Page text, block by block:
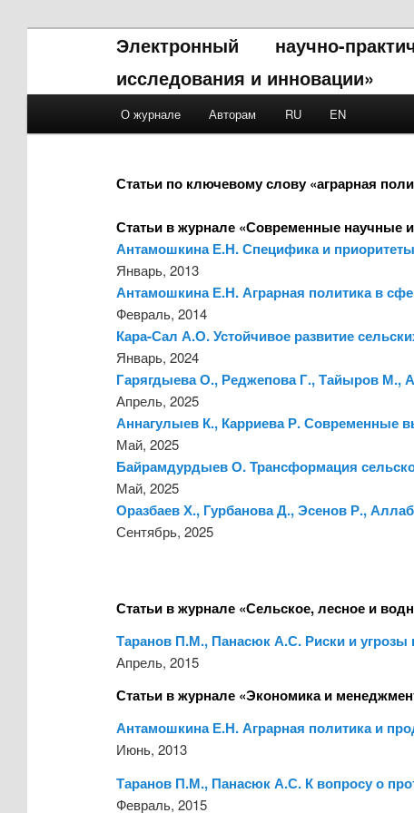
Электронный научно-
исследования и инновации»
Skip to primary content
Skip to secondary content
О журнале Авторам RU EN
Статьи по ключевому слову «аграрная
Статьи в журнале «Современные научные
Антамошкина Е.Н. Специфика и
Январь, 2013
Антамошкина Е.Н. Аграрная политика в
Февраль, 2014
Кара-Сал А.О. Устойчивое развитие
Январь, 2024
Гарягдыева О., Реджепова Г., Тайыров М.,
Апрель, 2025
Аннагулыев К., Карриева Р. Современные
Май, 2025
Байрамдурдыев О. Трансформация
Май, 2025
Оразбаев Х., Гурбанова Д., Эсенов Р.,
Сентябрь, 2025
Статьи в журнале «Сельское, лесное и
Таранов П.М., Панасюк А.С. Риски и угрозы
Апрель, 2015
Статьи в журнале «Экономика и
Антамошкина Е.Н. Аграрная политика и
Июнь, 2013
Таранов П.М., Панасюк А.С. К вопросу о
Февраль, 2015